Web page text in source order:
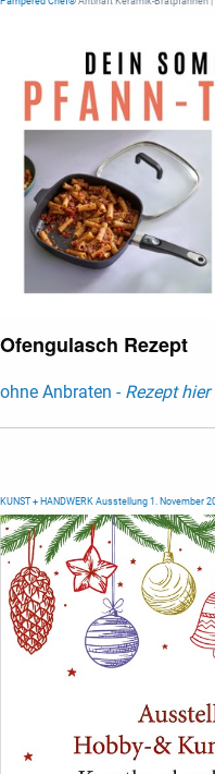
Ofengulasch Rezept
ohne Anbraten - Rezept hier
KUNST + HANDWERK Ausstellung 1. November